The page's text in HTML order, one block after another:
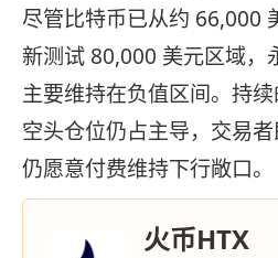
尽管比特币已从约 66,000
新测试 80,000 美元区域，
主要维持在负值区间。持续
空头仓位仍占主导，交易者
仍愿意付费维持下行敞口。
火币HTX